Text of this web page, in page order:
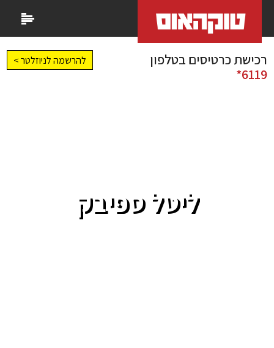
רכישת כרטיסים בטלפון
6119*
להרשמה לניוזלטר >
ליטל ספיבק